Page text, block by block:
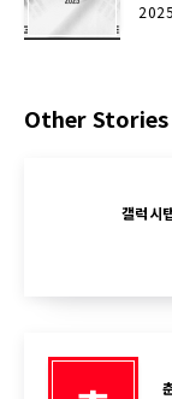
Other Stories
갤럭시